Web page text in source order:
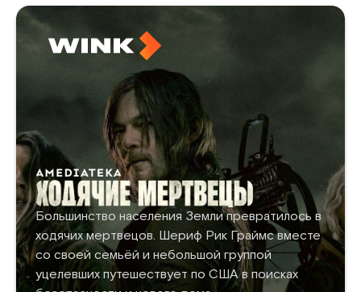
Большинство населения Земли превратилось в
ходячих мертвецов. Шериф Рик Граймс вместе
со своей семьёй и небольшой группой
уцелевших путешествует по США в поисках